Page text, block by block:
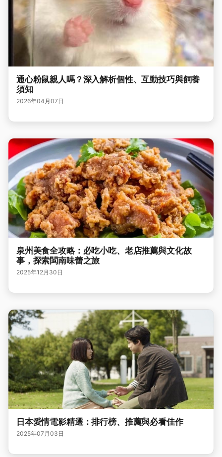
通心粉鼠親人嗎？深入解析個性、互動技巧與飼養
須知
2026年04月07日
泉州美食全攻略：必吃小吃、老店推薦與文化故
事，探索閩南味蕾之旅
2025年12月30日
日本愛情電影精選：排行榜、推薦與必看佳作
2025年07月03日